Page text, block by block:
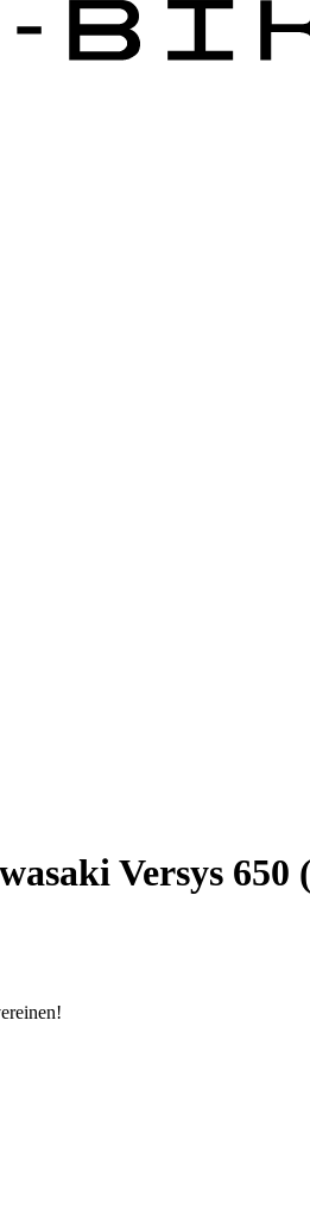
Versys 650